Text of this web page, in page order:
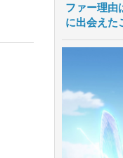
ファー理
に出会えた